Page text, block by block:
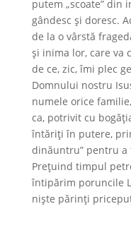
putem „scoate” din
gândesc şi doresc.
de la o vârstă
și inima lor, care va
de ce, zic, îmi plec
Domnului nostru
numele orice
ca, potrivit cu
întăriţi în putere,
dinăuntru” pentru a
Prețuind timpul
întipărim poruncile
niște părinți